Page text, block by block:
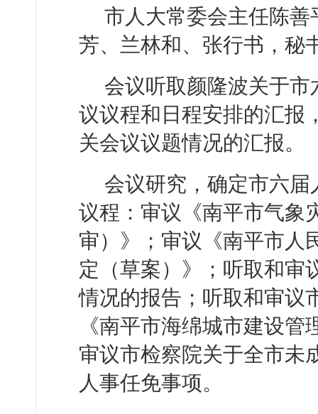
市人大常委会主任陈
芳、兰林和、张行书，秘
会议听取颜隆波关于
议议程和日程安排的汇报
关会议议题情况的汇报。
会议研究，确定市六
议程：审议《南平市气象
审）》；审议《南平市人
定（草案）》；听取和审
情况的报告；听取和审议
《南平市海绵城市建设
审议市检察院关于全市未
人事任免事项。